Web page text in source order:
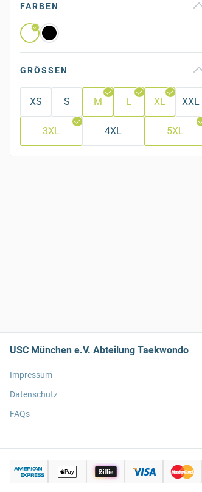
FARBEN
GRÖSSEN
XS S M L XL XXL
3XL 4XL 5XL
USC München e.V. Abteilung Taekwondo
Impressum
Datenschutz
FAQs